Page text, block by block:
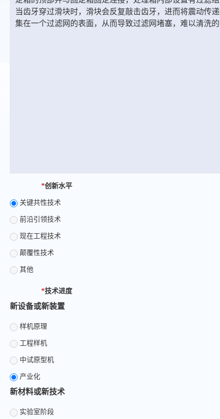
*创新水平
关键共性技术
前沿引领技术
现在工程技术
颠覆性技术
其他
*技术进度
新设备或新装置
样机原理
工程样机
中试原型机
产业化
新材料或新技术
实验室阶段